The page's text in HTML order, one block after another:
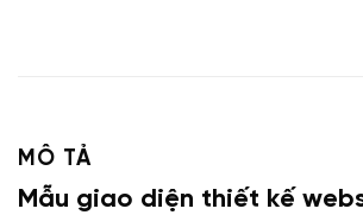
MÔ TẢ
Mẫu giao diện thiết kế